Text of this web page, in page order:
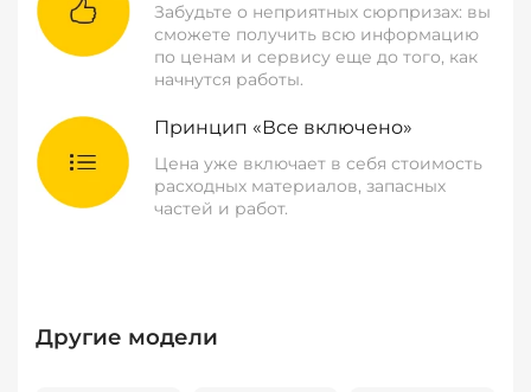
Забудьте о неприятных сюрпризах: вы
сможете получить всю информацию
по ценам и сервису еще до того, как
начнутся работы.
Принцип «Все включено»
Цена уже включает в себя стоимость
расходных материалов, запасных
частей и работ.
Другие модели